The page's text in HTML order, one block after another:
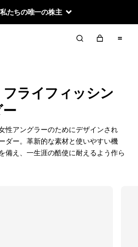
たちの唯一の株主
ライフィッシン
性アングラーのためにデザインされ
ダー。革新的な素材と使いやすい機
備え、一生涯の酷使に耐えるよう作ら